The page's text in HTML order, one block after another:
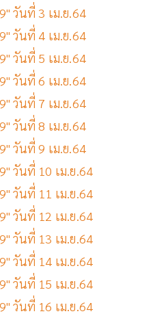
วันที่ 3 เม.ย.64
วันที่ 4 เม.ย.64
วันที่ 5 เม.ย.64
วันที่ 6 เม.ย.64
วันที่ 7 เม.ย.64
วันที่ 8 เม.ย.64
วันที่ 9 เม.ย.64
วันที่ 10 เม.ย.64
วันที่ 11 เม.ย.64
วันที่ 12 เม.ย.64
วันที่ 13 เม.ย.64
วันที่ 14 เม.ย.64
วันที่ 15 เม.ย.64
วันที่ 16 เม.ย.64